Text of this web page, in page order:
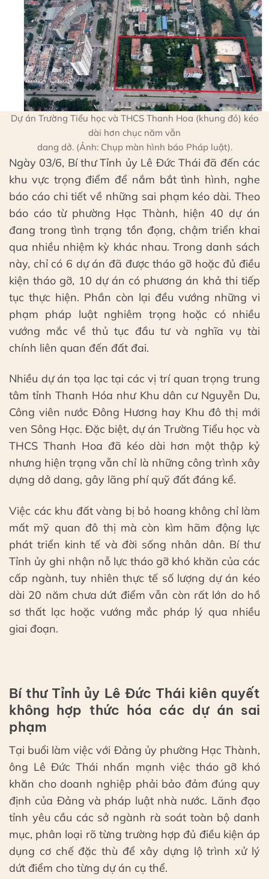
Dự án Trường Tiểu học và THCS Thanh Hoa (khung đỏ) kéo
dài hơn chục năm vẫn
dang dở. (Ảnh: Chụp màn hình báo Pháp luật).
Ngày 03/6, Bí thư Tỉnh ủy Lê Đức Thái đã đến các
khu vực trọng điểm để nắm bắt tình hình, nghe
báo cáo chi tiết về những sai phạm kéo dài. Theo
báo cáo từ phường Hạc Thành, hiện 40 dự án
đang trong tình trạng tồn đọng, chậm triển khai
qua nhiều nhiệm kỳ khác nhau. Trong danh sách
này, chỉ có 6 dự án đã được tháo gỡ hoặc đủ điều
kiện tháo gỡ, 10 dự án có phương án khả thi tiếp
tục thực hiện. Phần còn lại đều vướng những vi
phạm pháp luật nghiêm trọng hoặc có nhiều
vướng mắc về thủ tục đầu tư và nghĩa vụ tài
chính liên quan đến đất đai.
Nhiều dự án tọa lạc tại các vị trí quan trọng trung
tâm tỉnh Thanh Hóa như Khu dân cư Nguyễn Du,
Công viên nước Đông Hương hay Khu đô thị mới
ven Sông Hạc. Đặc biệt, dự án Trường Tiểu học và
THCS Thanh Hoa đã kéo dài hơn một thập kỷ
nhưng hiện trạng vẫn chỉ là những công trình xây
dựng dở dang, gây lãng phí quỹ đất đáng kể.
Việc các khu đất vàng bị bỏ hoang không chỉ làm
mất mỹ quan đô thị mà còn kìm hãm động lực
phát triển kinh tế và đời sống nhân dân. Bí thư
Tỉnh ủy ghi nhận nỗ lực tháo gỡ khó khăn của các
cấp ngành, tuy nhiên thực tế số lượng dự án kéo
dài 20 năm chưa dứt điểm vẫn còn rất lớn do hồ
sơ thất lạc hoặc vướng mắc pháp lý qua nhiều
giai đoạn.
Bí thư Tỉnh ủy Lê Đức Thái kiên quyết
không hợp thức hóa các dự án sai
phạm
Tại buổi làm việc với Đảng ủy phường Hạc Thành,
ông Lê Đức Thái nhấn mạnh việc tháo gỡ khó
khăn cho doanh nghiệp phải bảo đảm đúng quy
định của Đảng và pháp luật nhà nước. Lãnh đạo
tỉnh yêu cầu các sở ngành rà soát toàn bộ danh
mục, phân loại rõ từng trường hợp đủ điều kiện áp
dụng cơ chế đặc thù để xây dựng lộ trình xử lý
dứt điểm cho từng dự án cụ thể.